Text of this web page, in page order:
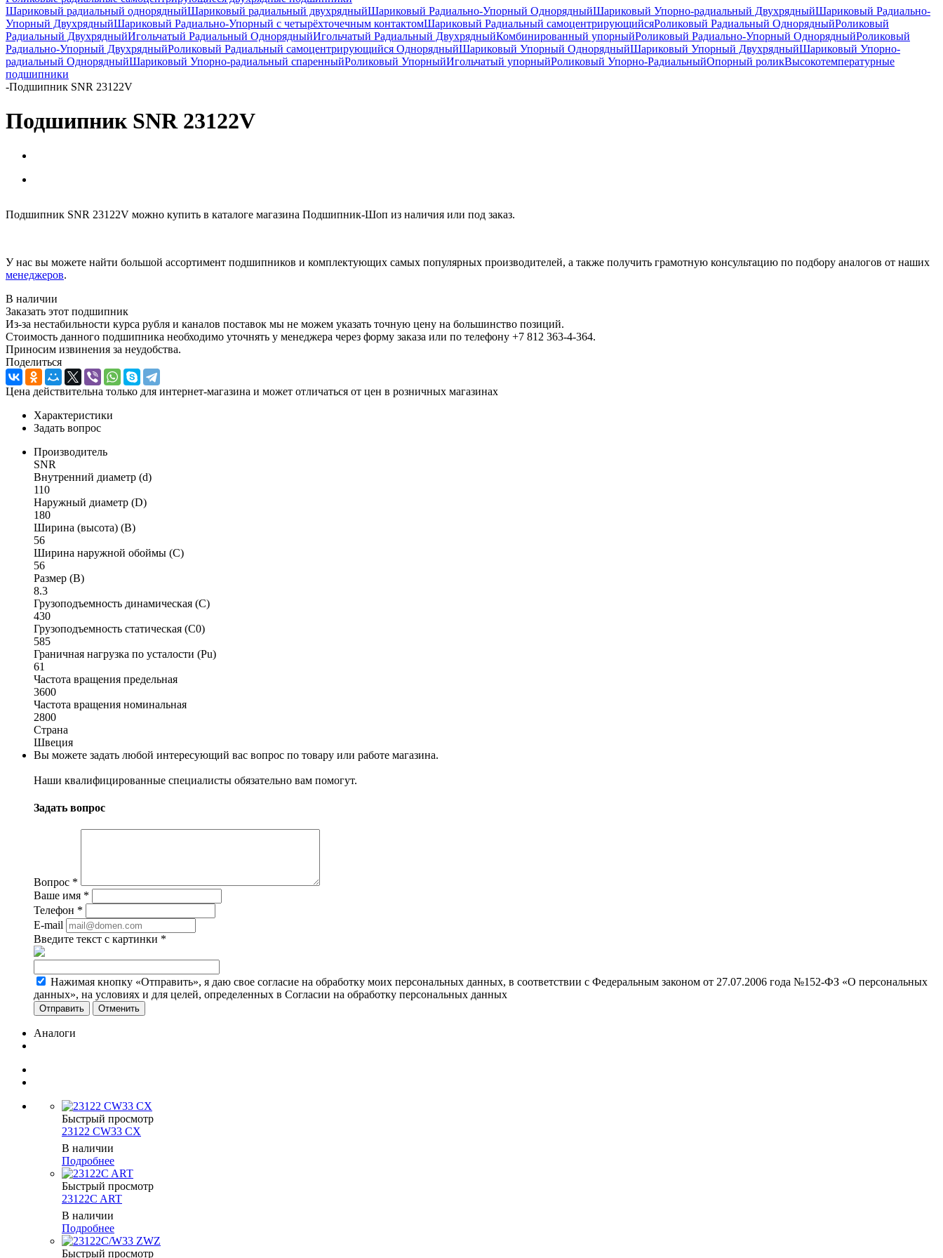
Шариковый радиальный однорядныйШариковый радиальный двухрядныйШариковый Радиально-Упорный ОднорядныйШариковый Упорно-радиальный ДвухрядныйШариковый Радиально-
Упорный ДвухрядныйШариковый Радиально-Упорный с четырёхточечным контактомШариковый Радиальный самоцентрирующийсяРоликовый Радиальный ОднорядныйРоликовый
Радиальный ДвухрядныйИгольчатый Радиальный ОднорядныйИгольчатый Радиальный ДвухрядныйКомбинированный упорныйРоликовый Радиально-Упорный ОднорядныйРоликовый
Радиально-Упорный ДвухрядныйРоликовый Радиальный самоцентрирующийся ОднорядныйШариковый Упорный ОднорядныйШариковый Упорный ДвухрядныйШариковый Упорно-
радиальный ОднорядныйШариковый Упорно-радиальный спаренныйРоликовый УпорныйИгольчатый упорныйРоликовый Упорно-РадиальныйОпорный роликВысокотемпературные
подшипники
-Подшипник SNR 23122V
Подшипник SNR 23122V
Подшипник SNR 23122V можно купить в каталоге магазина Подшипник-Шоп из наличия или под заказ.
У нас вы можете найти большой ассортимент подшипников и комплектующих самых популярных производителей, а также получить грамотную консультацию по подбору аналогов от наших
менеджеров.
В наличии
Заказать этот подшипник
Из-за нестабильности курса рубля и каналов поставок мы не можем указать точную цену на большинство позиций.
Стоимость данного подшипника необходимо уточнять у менеджера через форму заказа или по телефону +7 812 363-4-364.
Приносим извинения за неудобства.
Поделиться
Цена действительна только для интернет-магазина и может отличаться от цен в розничных магазинах
Характеристики
Задать вопрос
Производитель
SNR
Внутренний диаметр (d)
110
Наружный диаметр (D)
180
Ширина (высота) (B)
56
Ширина наружной обоймы (C)
56
Размер (B)
8.3
Грузоподъемность динамическая (C)
430
Грузоподъемность статическая (C0)
585
Граничная нагрузка по усталости (Pu)
61
Частота вращения предельная
3600
Частота вращения номинальная
2800
Страна
Швеция
Вы можете задать любой интересующий вас вопрос по товару или работе магазина.
Наши квалифицированные специалисты обязательно вам помогут.
Задать вопрос
Вопрос *
Ваше имя *
Телефон *
E-mail
Введите текст с картинки *
Нажимая кнопку «Отправить», я даю свое согласие на обработку моих персональных данных, в соответствии с Федеральным законом от 27.07.2006 года №152-ФЗ «О персональных
данных», на условиях и для целей, определенных в Согласии на обработку персональных данных
Отменить
Аналоги
Быстрый просмотр
23122 CW33 CX
В наличии
Подробнее
Быстрый просмотр
23122C ART
В наличии
Подробнее
Быстрый просмотр